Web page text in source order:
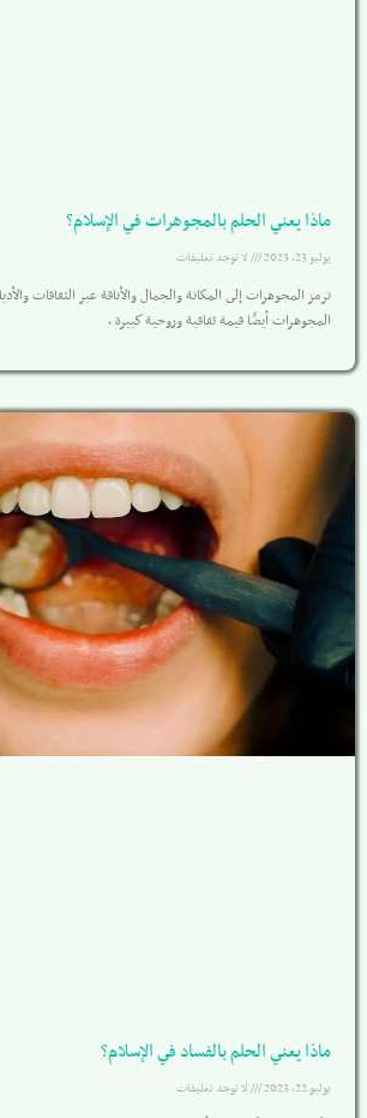
ماذا يعني الحلم بالمجوهرات في الإسلام؟
يوليو 23, 2023 لا توجد تعليقات
ترمز المجوهرات إلى المكانة والجمال والأناقة عبر الثقافات
المجوهرات أيضًا قيمة ثقافية وروحية كبيرة ،
ماذا يعني الحلم بالفساد في الإسلام؟
يوليو 22, 2023 لا توجد تعليقات